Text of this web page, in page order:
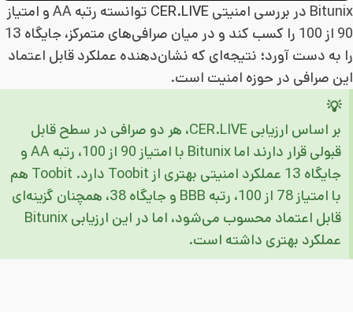
Bitunix در بررسی امنیتی CER.LIVE
توانسته رتبه AA و امتیاز
90 از 100 را کسب کند و در میان صرافی‌های متمرکز، جایگاه 13
را به دست آورد؛ نتیجه‌ای که نشان‌دهنده عملکرد قابل اعتماد
این صرافی در حوزه امنیت است.
💡
بر اساس ارزیابی CER.LIVE، هر دو صرافی در سطح قابل
قبولی قرار دارند اما Bitunix با امتیاز 90 از 100، رتبه AA و
جایگاه 13 عملکرد امنیتی بهتری از Toobit دارد. Toobit هم
با امتیاز 78 از 100، رتبه BBB و جایگاه 38، همچنان گزینه‌ای
قابل اعتماد محسوب می‌شود، اما در این ارزیابی Bitunix
عملکرد بهتری داشته است.